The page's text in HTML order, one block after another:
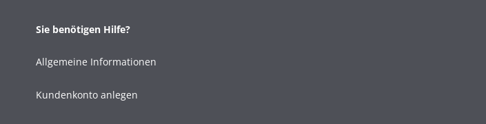
Sie benötigen Hilfe?
Allgemeine Informationen
Kundenkonto anlegen